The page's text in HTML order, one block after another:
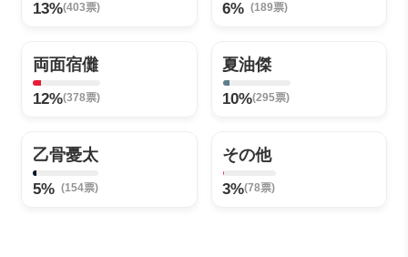
13%(403票) 6% (189票)
両面宿儺
12%(378票)
夏油傑
10%(295票)
乙骨憂太
5% (154票)
その他
3%(78票)